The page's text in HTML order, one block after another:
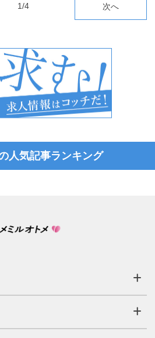
1/4 次へ
人気記事ランキング